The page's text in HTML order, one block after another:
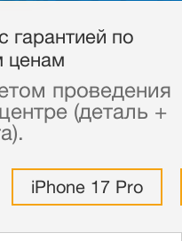
гарантией по
ценам
проведения
(деталь +
iPhone 17 Pro